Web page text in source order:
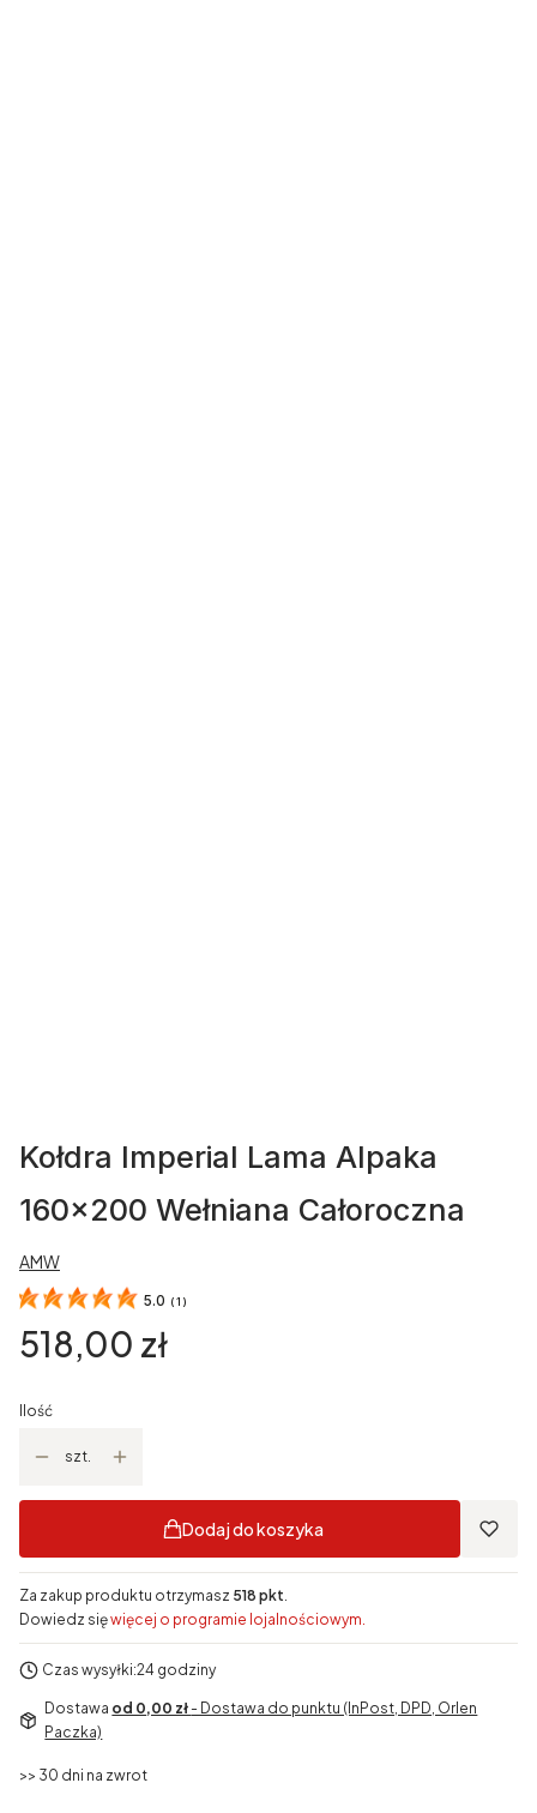
Kołdra Imperial Lama Alpaka
160x200 Wełniana Całoroczna
AMW
5.0 ( 1 )
Cena
518,00 zł
Ilość
szt.
Dodaj do koszyka
Za zakup produktu otrzymasz 518 pkt
Dowiedz sięwięcej o programie lojalnościowym.
Czas wysyłki:24 godziny
Dostawa od 0,00 zł - Dostawa do punktu (InPost, DPD, Orlen
Paczka)
>> 30 dni na zwrot